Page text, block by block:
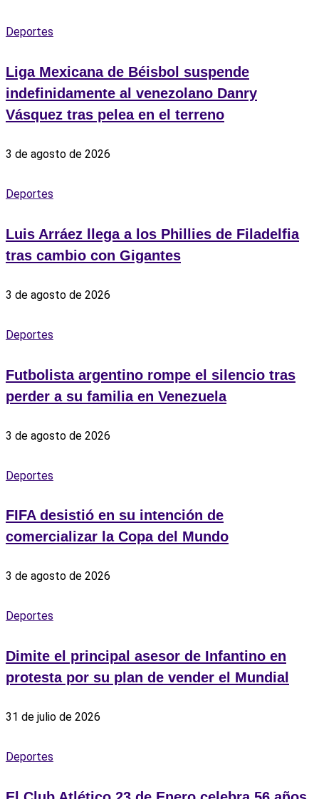
Deportes
Liga Mexicana de Béisbol suspende
indefinidamente al venezolano Danry
Vásquez tras pelea en el terreno
3 de agosto de 2026
Deportes
Luis Arráez llega a los Phillies de Filadelfia
tras cambio con Gigantes
3 de agosto de 2026
Deportes
Futbolista argentino rompe el silencio tras
perder a su familia en Venezuela
3 de agosto de 2026
Deportes
FIFA desistió en su intención de
comercializar la Copa del Mundo
3 de agosto de 2026
Deportes
Dimite el principal asesor de Infantino en
protesta por su plan de vender el Mundial
31 de julio de 2026
Deportes